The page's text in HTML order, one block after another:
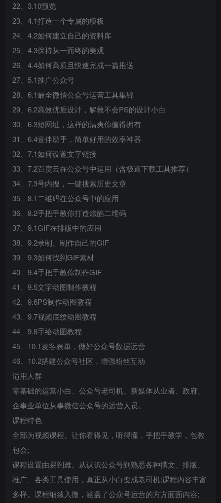
22、3.10预览
23、4.1打造一个专属的模板
24、4.2如何建立自己的资料库
25、4.3保持从一而终的美观
26、4.4如何高质且快速完成一篇推送
27、5.1推广公众号
28、6.1最全微信公众号运营工具集锦
29、6.2高效优质设计，解救不会PS的设计小白
30、6.3短网址，这样的清爽你值得拥有
31、6.4壹伴助手，简单好用的效率神器
32、7.1如何设置文字链接
33、7.2百度云在公众号中运用（含极速下载工具推荐）
34、7.3号内搜，一键搜索历史文章
35、8.1二维码在公众号中的应用
36、8.2手把手教你打造炫酷二维码
37、9.1GIF在排版中的应用
38、9.2录制、制作自己的GIF
39、9.3如何找到GIF素材
40、9.4手把手教你制作GIF
41、9.5文字动图制作教程
42、9.6PS制作动图教程
43、9.7视频底纹动图教程
44、9.8手绘动图教程
45、10.1麦客表单，做好公众号数据运营
46、10.2搭建公众号社区，增强粉丝互动
适用人群
零基础的运营小白、公众号老司机、新媒体从业者、政府、
企事业单位从事微信公众号的运营人员。
课程特色
全部为视频课程。让你看得见，听得懂，手把手教学，包教
包会;
课程设置由易到难。从认识公众号到熟悉各种撰文、排版、
推广、各类工具使用，真正从小白变成老司机;课程内容丰富
多样。课程细致入微，涵盖了公众号运营的方方面面内容;